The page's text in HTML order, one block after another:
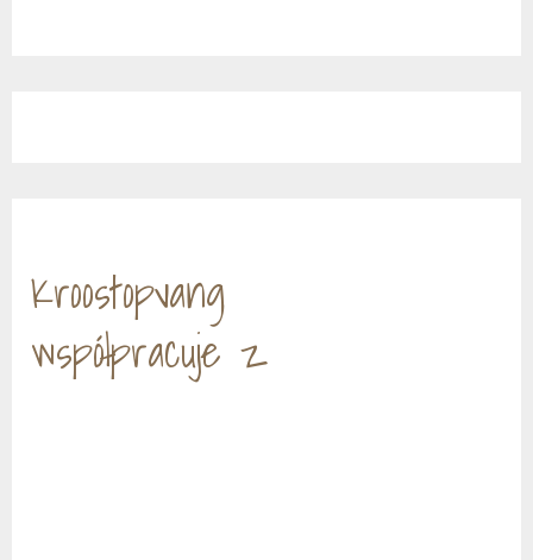
Kroostopvang
współpracuje z